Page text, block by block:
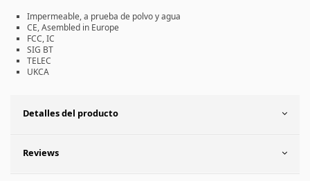
Impermeable, a prueba de polvo y agua
CE, Asembled in Europe
FCC, IC
SIG BT
TELEC
UKCA
Detalles del producto
Reviews